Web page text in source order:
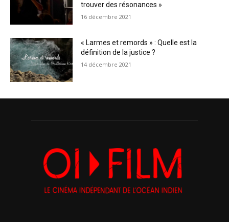
trouver des résonances »
16 décembre 2021
« Larmes et remords » : Quelle est la
définition de la justice ?
14 décembre 2021